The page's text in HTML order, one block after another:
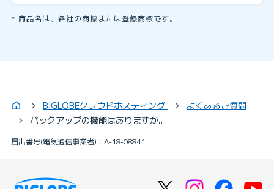
商品名は、各社の商標または登録商標です。
BIGLOBEクラウドホスティング
よくあるご質問
バックアップの機能はありますか。
届出番号(電気通信事業者)：A-18-08841